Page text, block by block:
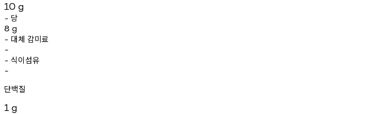
10 g
- 당
8 g
- 대체 감미료
-
- 식이섬유
-
단백질
1 g